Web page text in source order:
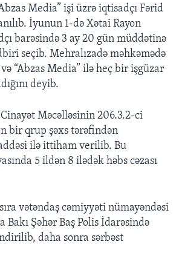
Media” işi üzrə iqtisadçı Fərid
İyunun 1-də Xətai Rayon
barəsində 3 ay 20 gün müddətinə
seçib. Mehralızadə məhkəmədə
və “Abzas Media” ilə heç bir işgüzar
deyib.
Cinayət Məcəlləsinin 206.3.2-ci
bir qrup şəxs tərəfindən
ilə ittiham verilib. Bu
5 ildən 8 ilədək həbs cəzası
vətəndaş cəmiyyəti nümayəndəsi
Şəhər Baş Polis İdarəsində
daha sonra sərbəst